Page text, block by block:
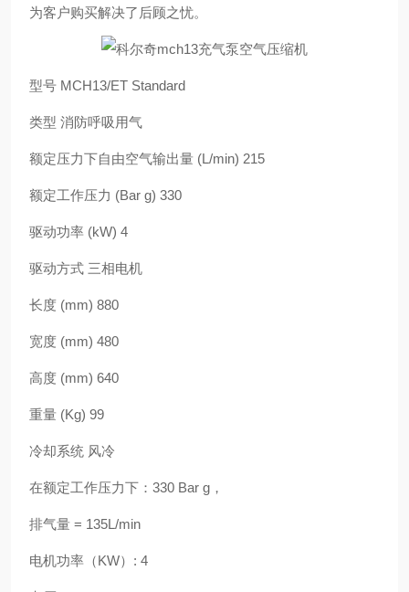
为客户购买解决了后顾之忧。
型号 MCH13/ET Standard
类型 消防呼吸用气
额定压力下自由空气输出量 (L/min) 215
额定工作压力 (Bar g) 330
驱动功率 (kW) 4
驱动方式 三相电机
长度 (mm) 880
宽度 (mm) 480
高度 (mm) 640
重量 (Kg) 99
冷却系统 风冷
在额定工作压力下：330 Bar g，
排气量 = 135L/min
电机功率（KW）: 4